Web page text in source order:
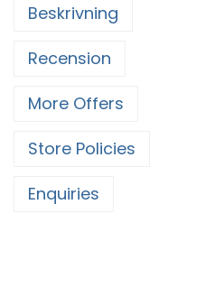
Beskrivning
Recension
More Offers
Store Policies
Enquiries